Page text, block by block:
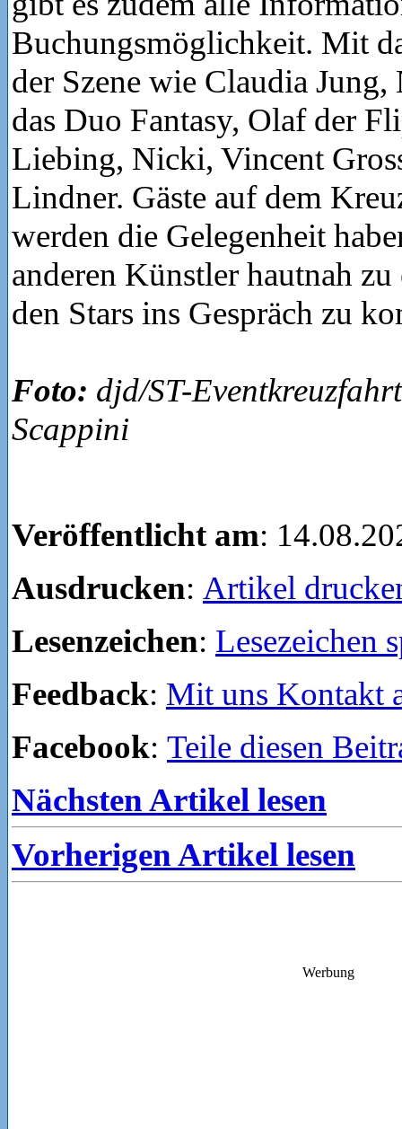
Buchungsmöglichkeit. Mit
der Szene wie Claudia
das Duo Fantasy, Olaf der
Liebing, Nicki, Vincent
Lindner. Gäste auf dem
werden die Gelegenheit
anderen Künstler hautnah
den Stars ins Gespräch zu
Foto: djd/ST-
Scappini
Veröffentlicht am:
Ausdrucken: Artikel
Lesenzeichen: Lesezeichen
Feedback: Mit uns Kontakt
Facebook: Teile diesen
Nächsten Artikel lesen
Vorherigen Artikel lesen
Werbung